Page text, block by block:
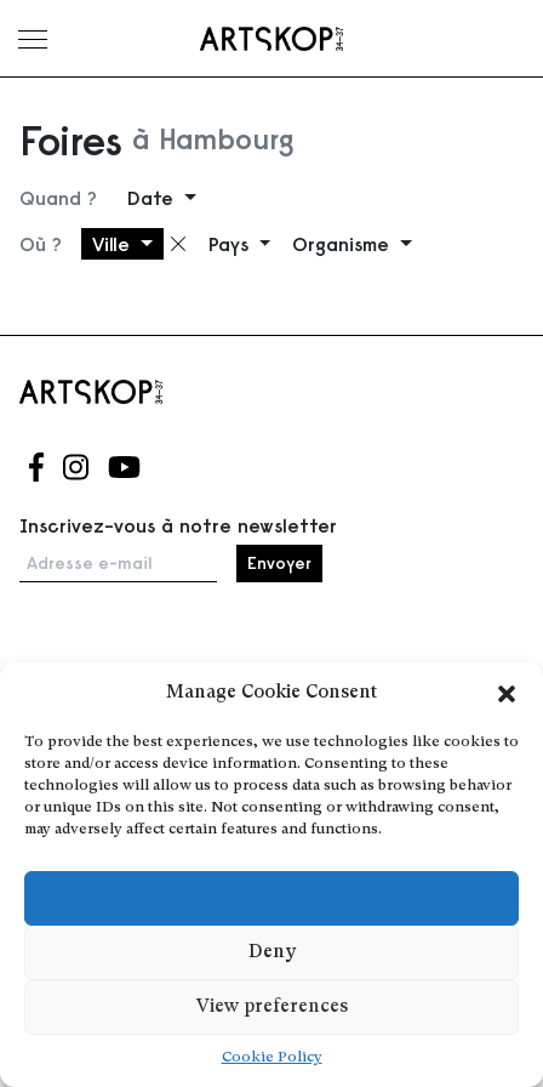
Manage Cookie Consent
To provide the best experiences, we use technologies like cookies to
store and/or access device information. Consenting to these
technologies will allow us to process data such as browsing behavior
or unique IDs on this site. Not consenting or withdrawing consent,
may adversely affect certain features and functions.
Deny
View preferences
Cookie Policy
Ouvrir le menu
Foires à Hambourg
Quand ?
Date
Où ?
Ville Supprimer le filtre
Pays Organisme
Suivez-nous sur Facebook
Suivez-nous sur Instagram
Suivez-nous sur Youtube
Inscrivez-vous à notre newsletter
Adresse e-mail
À propos
Partenaires
Contact
Conditions générales
Confidentialité et cookies